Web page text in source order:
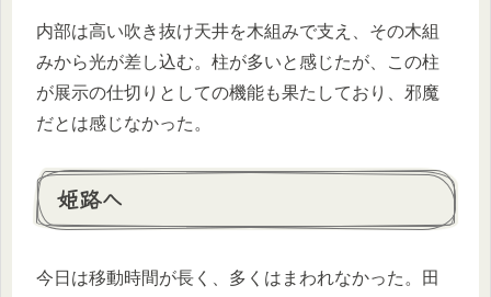
内部は高い吹き抜け天井を木組みで支え、その木組
みから光が差し込む。柱が多いと感じたが、この柱
が展示の仕切りとしての機能も果たしており、邪魔
だとは感じなかった。
姫路へ
今日は移動時間が長く、多くはまわれなかった。田